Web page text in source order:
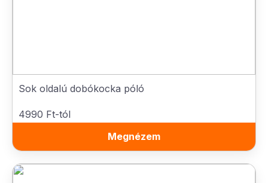
Sok oldalú dobókocka póló
4990 Ft-tól
Megnézem